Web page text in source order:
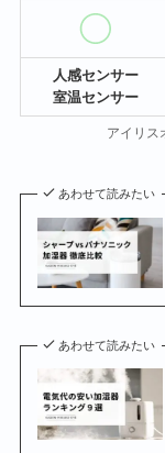
人感センサー
室温センサー
アイリス
あわせて読みたい
あわせて読みたい